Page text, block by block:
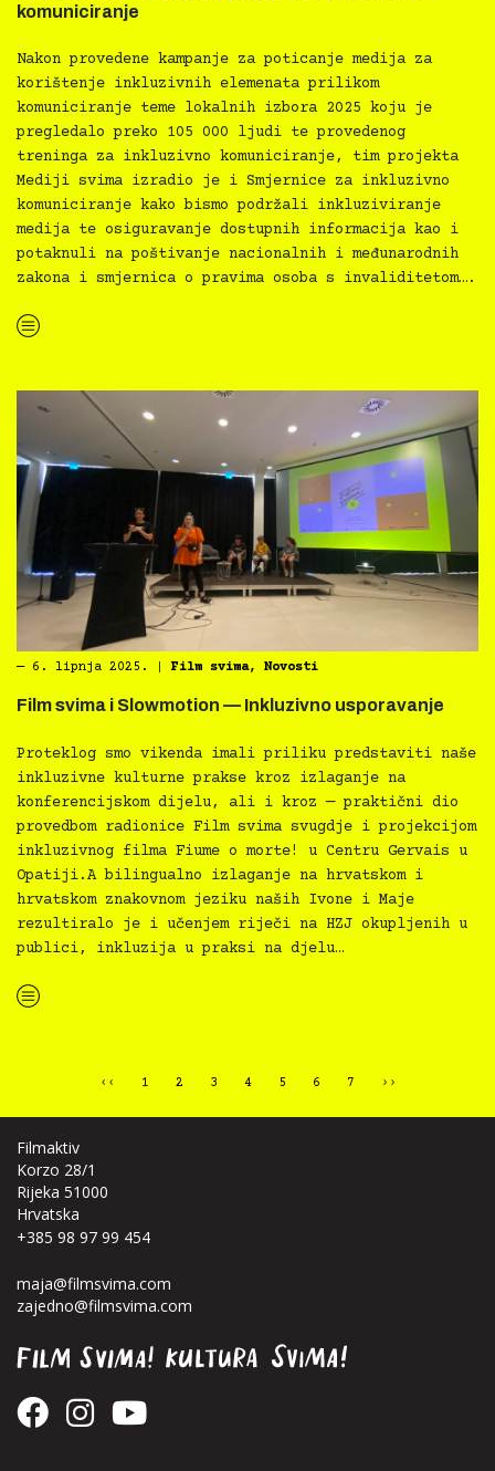
komuniciranje
Nakon provedene kampanje za poticanje medija za
korištenje inkluzivnih elemenata prilikom
komuniciranje teme lokalnih izbora 2025 koju je
pregledalo preko 105 000 ljudi te provedenog
treninga za inkluzivno komuniciranje, tim projekta
Mediji svima izradio je i Smjernice za inkluzivno
komuniciranje kako bismo podržali inkluziviranje
medija te osiguravanje dostupnih informacija kao i
potaknuli na poštivanje nacionalnih i međunarodnih
zakona i smjernica o pravima osoba s invaliditetom….
“Mediji svima — izrađene Smjernice za inkluzivno komuniciranje”
― 6. lipnja 2025. Film svima, Novosti
Film svima i Slowmotion — Inkluzivno usporavanje
Proteklog smo vikenda imali priliku predstaviti naše
inkluzivne kulturne prakse kroz izlaganje na
konferencijskom dijelu, ali i kroz — praktični dio
provedbom radionice Film svima svugdje i projekcijom
inkluzivnog filma Fiume o morte! u Centru Gervais u
Opatiji.A bilingualno izlaganje na hrvatskom i
hrvatskom znakovnom jeziku naših Ivone i Maje
rezultiralo je i učenjem riječi na HZJ okupljenih u
publici, inkluzija u praksi na djelu…
“Film svima i Slowmotion — Inkluzivno usporavanje”
‹‹ 1 2 3 4 5 6 7 ››
Filmaktiv
Korzo 28/1
Rijeka 51000
Hrvatska
+385 98 97 99 454
maja@filmsvima.com
zajedno@filmsvima.com